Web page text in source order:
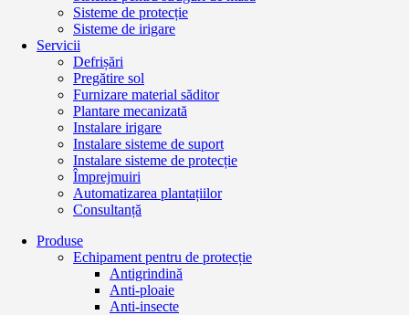
Sisteme de protecție
Sisteme de irigare
Servicii
Defrișări
Pregătire sol
Furnizare material săditor
Plantare mecanizată
Instalare irigare
Instalare sisteme de suport
Instalare sisteme de protecție
Împrejmuiri
Automatizarea plantațiilor
Consultanță
Produse
Echipament pentru de protecție
Antigrindină
Anti-ploaie
Anti-insecte